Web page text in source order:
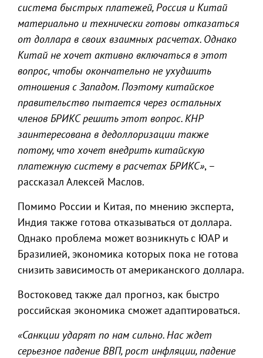
система быстрых платежей, Россия и Китай
материально и технически готовы отказаться
от доллара в своих взаимных расчетах. Однако
Китай не хочет активно включаться в этот
вопрос, чтобы окончательно не ухудшить
отношения с Западом. Поэтому китайское
правительство пытается через остальных
членов БРИКС решить этот вопрос. КНР
заинтересована в дедоллоризации также
потому, что хочет внедрить китайскую
платежную систему в расчетах БРИКС», –
рассказал Алексей Маслов.
Помимо России и Китая, по мнению эксперта,
Индия также готова отказываться от доллара.
Однако проблема может возникнуть с ЮАР и
Бразилией, экономика которых пока не готова
снизить зависимость от американского доллара.
Востоковед также дал прогноз, как быстро
российская экономика сможет адаптироваться.
«Санкции ударят по нам сильно. Нас ждет
серьезное падение ВВП, рост инфляции, падение